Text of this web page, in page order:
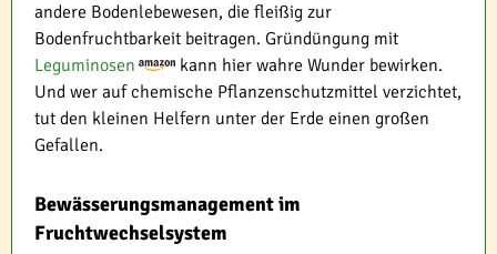
andere Bodenlebewesen, die fleißig zur
Bodenfruchtbarkeit beitragen. Gründüngung mit
Leguminosen
kann hier wahre Wunder bewirken.
Und wer auf chemische Pflanzenschutzmittel verzichtet,
tut den kleinen Helfern unter der Erde einen großen
Gefallen.
Bewässerungsmanagement im
Fruchtwechselsystem